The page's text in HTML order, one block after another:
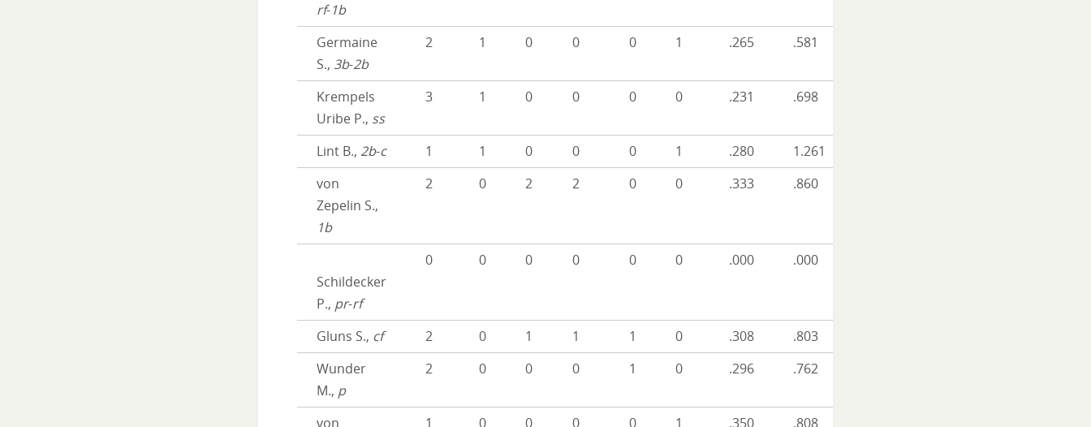
rf-1b
Germaine
S., 3b-2b
2 1 0 0 0 1 .265 .581
Krempels
Uribe P., ss
3 1 0 0 0 0 .231 .698
Lint B., 2b-c 1 1 0 0 0 1 .280
1.261
von
Zepelin S.,
1b
2 0 2 2 0 0 .333 .860
Schildecker
P., pr-rf
0 0 0 0 0 0 .000 .000
Gluns S., cf 2 0 1 1 1 0 .308
.803
Wunder
M., p
2 0 0 0 1 0 .296 .762
von 1 0 0 0 0 1 .350 .808